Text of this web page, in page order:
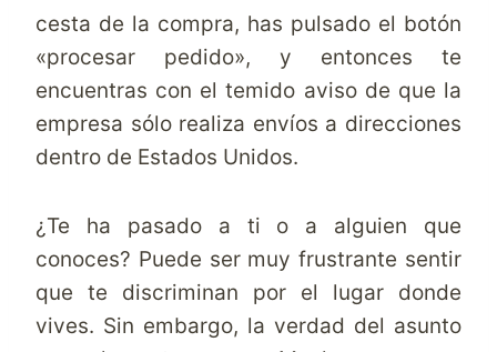
cesta de la compra, has pulsado el botón
«procesar pedido», y entonces te
encuentras con el temido aviso de que la
empresa sólo realiza envíos a direcciones
dentro de Estados Unidos.
¿Te ha pasado a ti o a alguien que
conoces? Puede ser muy frustrante sentir
que te discriminan por el lugar donde
vives. Sin embargo, la verdad del asunto